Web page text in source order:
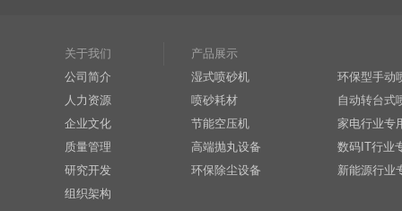
关于我们
公司简介
人力资源
企业文化
质量管理
研究开发
组织架构
产品展示
湿式喷砂机
环保型手动
喷砂耗材
自动转台式
节能空压机
家电行业专
高端抛丸设备
数码IT行业
环保除尘设备
新能源行业